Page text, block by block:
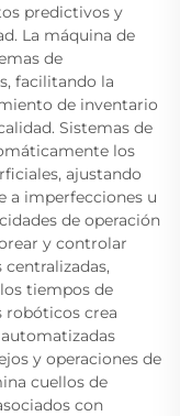
predictivos y
La máquina de
de
facilitando la
de inventario
Sistemas de
los
ajustando
a imperfecciones u
de operación
y controlar
tiempos de
robóticos crea
y operaciones de
cuellos de
con